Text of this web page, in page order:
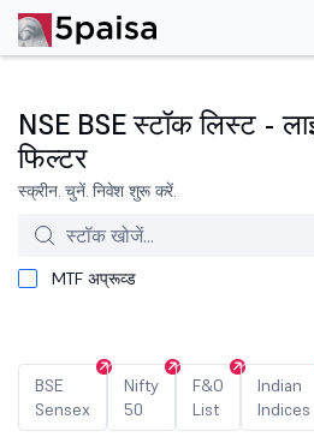
NSE BSE स्टॉक लिस्ट -
फिल्टर
स्क्रीन. चुनें. निवेश शुरू करें.
MTF अप्रूव्ड
BSE
Sensex
Nifty
50
F&O
List
Indian
Indices